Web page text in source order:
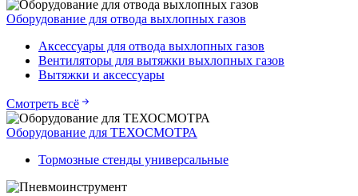
Оборудование для отвода выхлопных газов
Аксессуары для отвода выхлопных газов
Вентиляторы для вытяжки выхлопных газов
Вытяжки и аксессуары
Смотреть всё
Оборудование для ТЕХОСМОТРА
Тормозные стенды универсальные